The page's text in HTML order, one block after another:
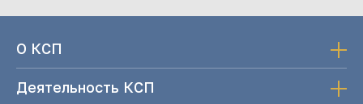
О КСП
Деятельность КСП